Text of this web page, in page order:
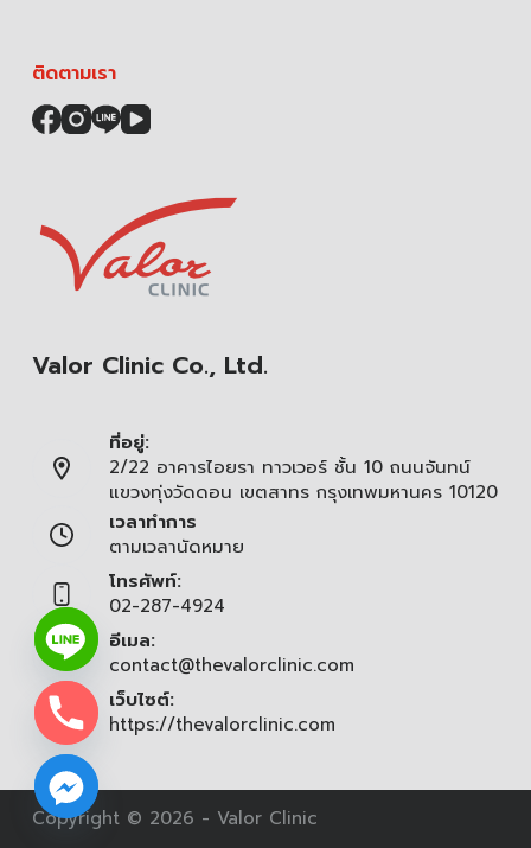
ติดตามเรา
Valor Clinic Co., Ltd.
ที่อยู่:
2/22 อาคารไอยรา ทาวเวอร์ ชั้น 10 ถนนจันทน์
แขวงทุ่งวัดดอน เขตสาทร กรุงเทพมหานคร 10120
เวลาทำการ
ตามเวลานัดหมาย
โทรศัพท์:
02-287-4924
อีเมล:
contact@thevalorclinic.com
เว็บไซต์:
https://thevalorclinic.com
Copyright © 2026 - Valor Clinic